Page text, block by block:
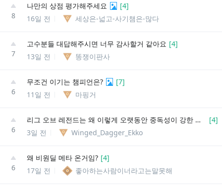
8
나만의 상점 평가해주세요 [4]
16일 전
세상은-넓고-사기챔은-많다
7
고수분들 대답해주시면 너무 감사할거 같아요 [4]
13일 전
똥쟁이판사
6
무조건 이기는 챔피언은? [7]
11일 전
마핑거
6
리그 오브 레전드는 왜 이렇게 오랫동안 중독성이 강한 걸까요? [4]
3일 전
Winged_Dagger_Ekko
6
왜 비원딜 메타 온거임? [4]
17일 전
좋아하는사람이너라고는말못해